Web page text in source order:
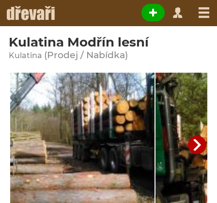
Kulatina Modřín lesní
Kulatina (Prodej / Nabídka)